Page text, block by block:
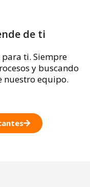
de ti
ti. Siempre
y buscando
nuestro equipo.